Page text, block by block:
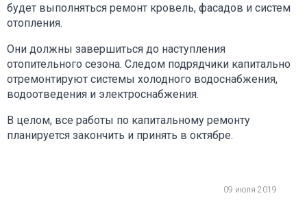
будет выполняться ремонт кровель, фасадов и систем
отопления.
Они должны завершиться до наступления
отопительного сезона. Следом подрядчики капитально
отремонтируют системы холодного водоснабжения,
водоотведения и электроснабжения.
В целом, все работы по капитальному ремонту
планируется закончить и принять в октябре.
09 июля 2019